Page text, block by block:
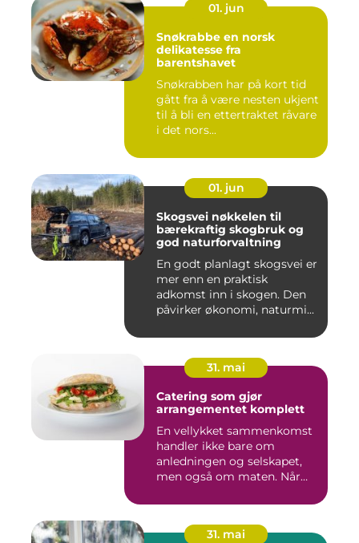
01. jun
Snøkrabbe en norsk
delikatesse fra
barentshavet
Snøkrabben har på kort tid
gått fra å være nesten ukjent
til å bli en ettertraktet råvare
i det nors...
01. jun
Skogsvei nøkkelen til
bærekraftig skogbruk og
god naturforvaltning
En godt planlagt skogsvei er
mer enn en praktisk
adkomst inn i skogen. Den
påvirker økonomi, naturmi...
31. mai
Catering som gjør
arrangementet komplett
En vellykket sammenkomst
handler ikke bare om
anledningen og selskapet,
men også om maten. Når
31. mai